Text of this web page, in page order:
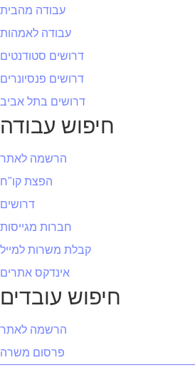
עבודה מהבית
עבודה לאמהות
דרושים סטודנטים
דרושים פנסיונרים
דרושים בתל אביב
חיפוש עבודה
הרשמה לאתר
הפצת קו"ח
דרושים
חברות מגייסות
קבלת משרות למייל
אינדקס אתרים
חיפוש עובדים
הרשמה לאתר
פרסום משרה